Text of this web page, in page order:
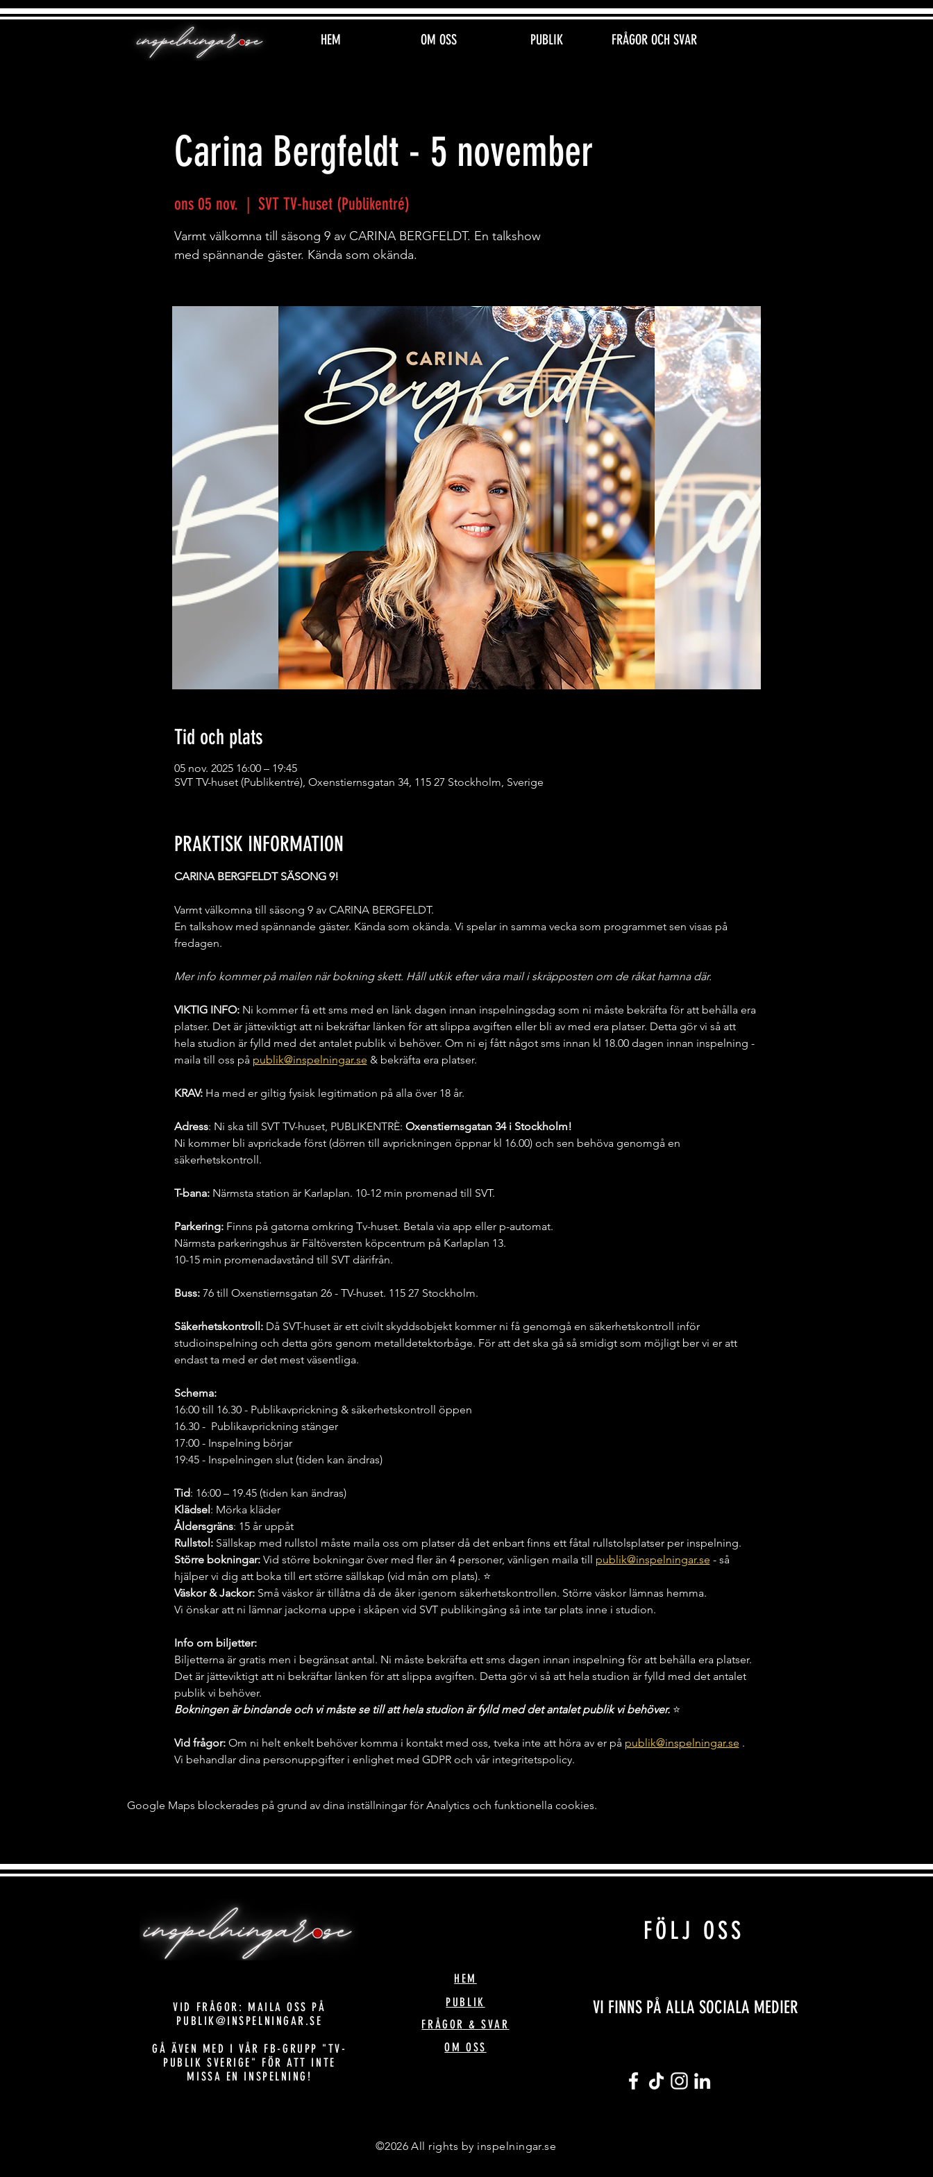
HEM OM OSS PUBLIK FRÅGOR OCH SVAR
Carina Bergfeldt - 5 november
ons 05 nov. SVT TV-huset (Publikentré)
Varmt välkomna till säsong 9 av CARINA BERGFELDT. En talkshow
med spännande gäster. Kända som okända.
Tid och plats
05 nov. 2025 16:00 – 19:45
SVT TV-huset (Publikentré), Oxenstiernsgatan 34, 115 27 Stockholm, Sverige
PRAKTISK INFORMATION
CARINA BERGFELDT SÄSONG 9!
Varmt välkomna till säsong 9 av CARINA BERGFELDT.
En talkshow med spännande gäster. Kända som okända. Vi spelar in samma vecka som programmet sen visas på
fredagen.
Mer info kommer på mailen när bokning skett. Håll utkik efter våra mail i skräpposten om de råkat hamna där.
VIKTIG INFO: Ni kommer få ett sms med en länk dagen innan inspelningsdag som ni måste bekräfta för att behålla era
platser. Det är jätteviktigt att ni bekräftar länken för att slippa avgiften eller bli av med era platser. Detta gör vi så att
hela studion är fylld med det antalet publik vi behöver. Om ni ej fått något sms innan kl 18.00 dagen innan inspelning -
maila till oss på publik@inspelningar.se & bekräfta era platser.
KRAV: Ha med er giltig fysisk legitimation på alla över 18 år.
Adress: Ni ska till SVT TV-huset, PUBLIKENTRÈ: Oxenstiernsgatan 34 i Stockholm!
Ni kommer bli avprickade först (dörren till avprickningen öppnar kl 16.00) och sen behöva genomgå en
säkerhetskontroll.
T-bana: Närmsta station är Karlaplan. 10-12 min promenad till SVT.
Parkering: Finns på gatorna omkring Tv-huset. Betala via app eller p-automat.
Närmsta parkeringshus är Fältöversten köpcentrum på Karlaplan 13.
10-15 min promenadavstånd till SVT därifrån.
Buss: 76 till Oxenstiernsgatan 26 - TV-huset. 115 27 Stockholm.
Säkerhetskontroll: Då SVT-huset är ett civilt skyddsobjekt kommer ni få genomgå en säkerhetskontroll inför
studioinspelning och detta görs genom metalldetektorbåge. För att det ska gå så smidigt som möjligt ber vi er att
endast ta med er det mest väsentliga.
Schema:
16:00 till 16.30 - Publikavprickning & säkerhetskontroll öppen
16.30 -  Publikavprickning stänger
17:00 - Inspelning börjar
19:45 - Inspelningen slut (tiden kan ändras)
Tid: 16:00 – 19.45 (tiden kan ändras)
Klädsel: Mörka kläder
Åldersgräns: 15 år uppåt
Rullstol: Sällskap med rullstol måste maila oss om platser då det enbart finns ett fåtal rullstolsplatser per inspelning.
Större bokningar: Vid större bokningar över med fler än 4 personer, vänligen maila till publik@inspelningar.se - så
hjälper vi dig att boka till ert större sällskap (vid mån om plats). ⭐️
Väskor & Jackor: Små väskor är tillåtna då de åker igenom säkerhetskontrollen. Större väskor lämnas hemma.
Vi önskar att ni lämnar jackorna uppe i skåpen vid SVT publikingång så inte tar plats inne i studion.
Info om biljetter:
Biljetterna är gratis men i begränsat antal. Ni måste bekräfta ett sms dagen innan inspelning för att behålla era platser.
Det är jätteviktigt att ni bekräftar länken för att slippa avgiften. Detta gör vi så att hela studion är fylld med det antalet
publik vi behöver.
Bokningen är bindande och vi måste se till att hela studion är fylld med det antalet publik vi behöver. ⭐️
Vid frågor: Om ni helt enkelt behöver komma i kontakt med oss, tveka inte att höra av er på publik@inspelningar.se .
Vi behandlar dina personuppgifter i enlighet med GDPR och vår integritetspolicy.
Google Maps blockerades på grund av dina inställningar för Analytics och funktionella cookies.
FÖLJ OSS
VID FRÅGOR: MAILA OSS PÅ
PUBLIK@INSPELNINGAR.SE
GÅ ÄVEN MED I VÅR FB-GRUPP "TV-
PUBLIK SVERIGE" FÖR ATT INTE
MISSA EN INSPELNING!
HEM
PUBLIK
FRÅGOR & SVAR
OM OSS
VI FINNS PÅ ALLA SOCIALA MEDIER
©2026 All rights by inspelningar.se